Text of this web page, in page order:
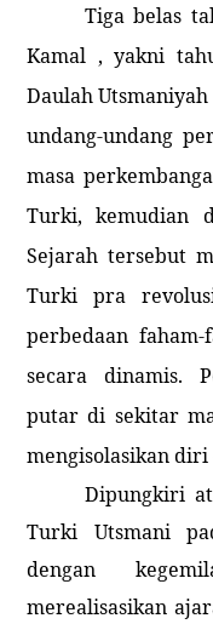
Tiga belas
Kamal , yakni
Daulah
undang-undang
masa
Turki, kemudian
Sejarah tersebut
Turki pra
perbedaan
secara dinamis.
putar di sekitar
mengisolasikan
Dipungkiri
Turki Utsmani
dengan
merealisasikan